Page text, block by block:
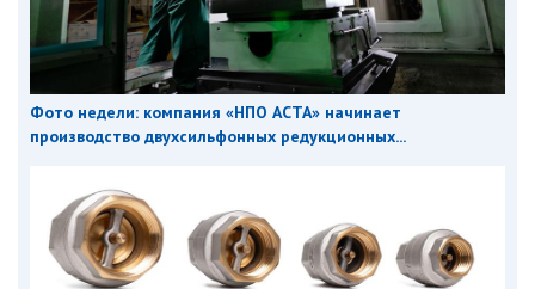
Фото недели: компания «НПО АСТА» начинает
производство двухсильфонных редукционных...